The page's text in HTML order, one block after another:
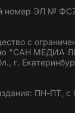
номер ЭЛ №
с
"САН МЕДИА
г.
ПН-ПТ, с